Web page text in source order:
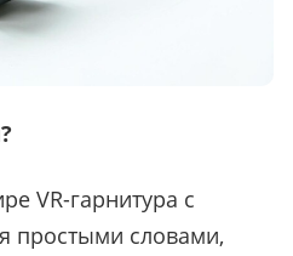
VR-гарнитура с
простыми словами,